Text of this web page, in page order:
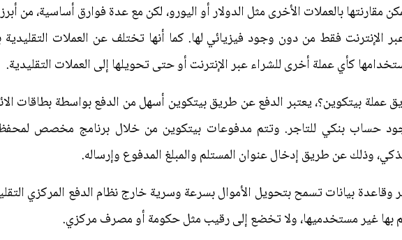
بالعملات الأخرى مثل الدولار أو اليورو، لكن مع عدة فوارق أساسية، من
الإنترنت فقط من دون وجود فيزيائي لها. كما أنها تختلف عن العملات
كأي عملة أخرى للشراء عبر الإنترنت أو حتى تحويلها إلى العملات التقليدية.
بيتكوين؟، يعتبر الدفع عن طريق بيتكوين أسهل من الدفع بواسطة بطاقات
حساب بنكي للتاجر. وتتم مدفوعات بيتكوين من خلال برنامج مخصص
وذلك عن طريق إدخال عنوان المستلم والمبلغ المدفوع وإرساله.
بيانات تسمح بتحويل الأموال بسرعة وسرية خارج نظام الدفع المركزي
بها غير مستخدميها، ولا تخضع إلى رقيب مثل حكومة أو مصرف مركزي.